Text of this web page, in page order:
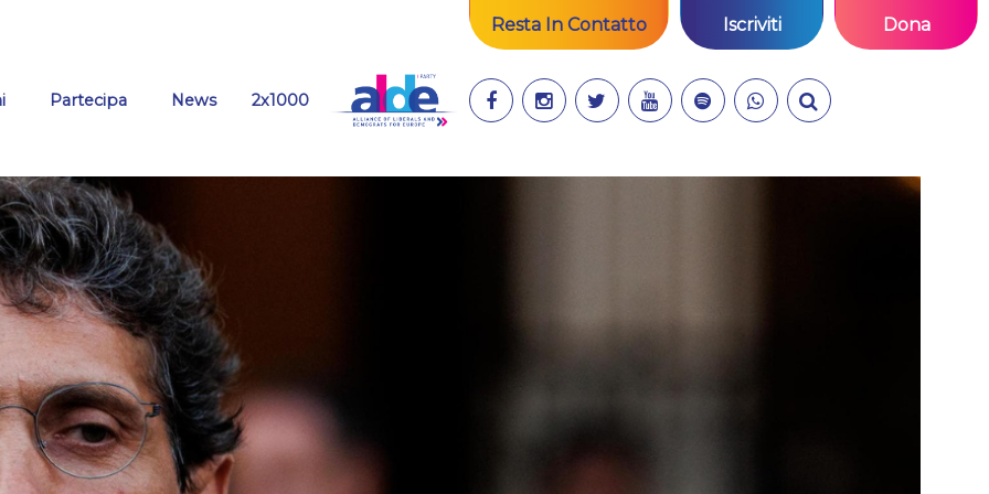
Resta In Contatto Iscriviti Dona
Partecipa News(current)
2x1000